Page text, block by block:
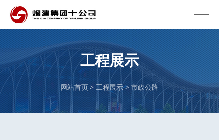
工程展示
网站首页 >工程展示>市政公路